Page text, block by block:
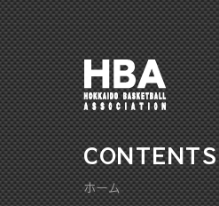
CONTENTS
ホーム